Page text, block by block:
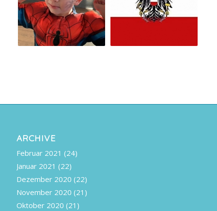
ARCHIVE
Februar 2021 (24)
Januar 2021 (22)
Dezember 2020 (22)
November 2020 (21)
Oktober 2020 (21)